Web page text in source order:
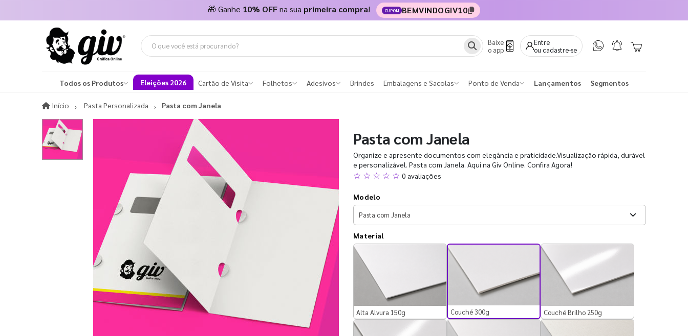
🎁 Ganhe 10% OFFna sua primeira compra! CUPOM BEMVINDOGIV10
Baixe
o app
Entre
ou cadastre-se
Todos os Produtos Eleições 2026 Cartão de Visita Folhetos Adesivos Brindes Embalagens e Sacolas Ponto de Venda Lançamentos Segmentos
Início InícioPasta Personalizada Pasta com Janela
Pasta com Janela
Organize e apresente documentos com elegância e praticidade.Visualização rápida, durável
e personalizável. Pasta com Janela. Aqui na Giv Online. Confira Agora!
☆ ☆ ☆ ☆ ☆ 0 avaliações
Modelo
Material
Alta Alvura 150g Couché 300g Couché Brilho 250g